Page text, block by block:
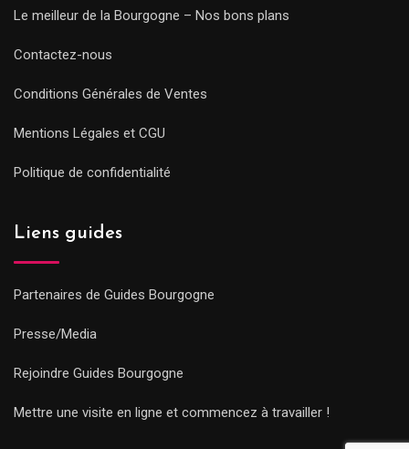
Le meilleur de la Bourgogne – Nos bons plans
Contactez-nous
Conditions Générales de Ventes
Mentions Légales et CGU
Politique de confidentialité
Liens guides
Partenaires de Guides Bourgogne
Presse/Media
Rejoindre Guides Bourgogne
Mettre une visite en ligne et commencez à travailler !